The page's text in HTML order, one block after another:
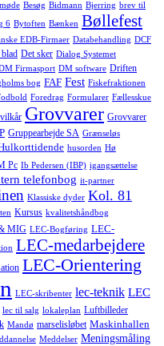
Besøg Bidmann Bjerring brev til
6 Bytoften Bænken Bøllefest
EDB-Firmaer Databehandling DCF
Det sker Dialog Systemet
Firmasport DM software Driften
bog FAF Fest Fiskefraktionen
Foredrag Formularer Fællesskue
Grovvarer Grovvarer
Gruppearbejde SA Grænseløs
husorden Hø
Pc Ib Pedersen (IBP) igangsættelse
telefonbog it-partner
Klassiske dyder Kol. 81
Kursus kvalitetshåndbog
MIG LEC-Bogføring LEC-
LEC-medarbejdere
LEC-Orientering
LEC-skribenter lec-teknik LEC
lec til salg lokaleplan Luftbilleder
Mandø marselisløbet Maskinhallen
Meddelser Meningsmåling